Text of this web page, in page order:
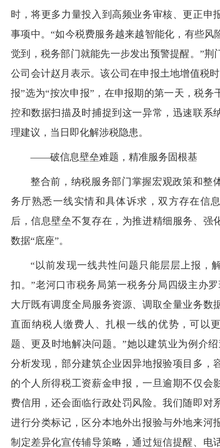
时，将更多力量投入到高频业务审核、更正申
事项中。“如今税费服务越来越智能化，有些风
觉到，税务部门就能先一步发出预警提醒。”荆
公司会计赵月表示。该公司在申报土地增值税
报”选为“按次申报”，在申报期的第一天，税务
控和数据扫描及时捕捉到这一异常，迅速联系
理建议，当日即化解涉税隐患。
——破信息壁垒难题，精准服务固根基
整合前，纳税服务部门掌握宏观政策和整
务厅熟悉一线实情和具体诉求，双方存在信
后，信息壁垒不复存在，为推进精细服务、强
数据“底座”。
“以前发现一线共性问题只能层层上报，
扣。”老河口市税务局第一税务分局四级主办
大厅既有调度全局服务资源、调取全量业务数
直面纳税人缴费人、扎根一线的优势，可以
题、更及时地解决问题。”她以建筑业为例介
分析发现，部分建筑企业因异地报验项目多，
的个人所得税工资薪金申报，一旦逾期不仅会
费信用，还会面临行政处罚风险。我们随即对
进行分类标记，区分本地外出报验与外地来河
制定差异化宣传辅导策略，通过短信提醒、电